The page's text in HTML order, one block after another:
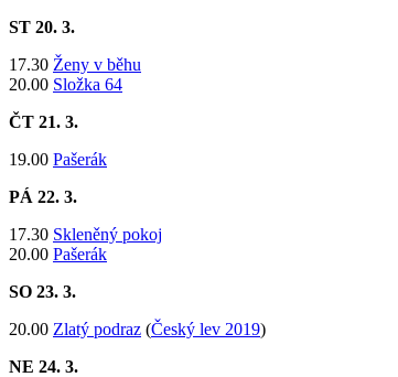
ST 20. 3.
17.30 Ženy v běhu
20.00 Složka 64
ČT 21. 3.
19.00 Pašerák
PÁ 22. 3.
​17.30 Skleněný pokoj
20.00 Pašerák
SO 23. 3.
20.00 Zlatý podraz (Český lev 2019)
NE 24. 3.